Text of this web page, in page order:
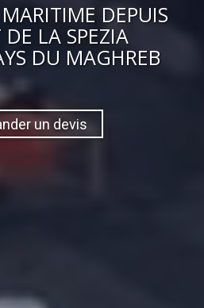
DEPUIS
DE LA SPEZIA
DU MAGHREB
un devis